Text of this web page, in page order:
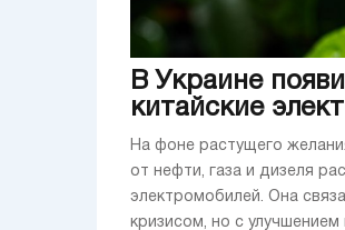
В Украине
китайские
На фоне растущего
от нефти, газа и дизеля
электромобилей. Она
кризисом, но с